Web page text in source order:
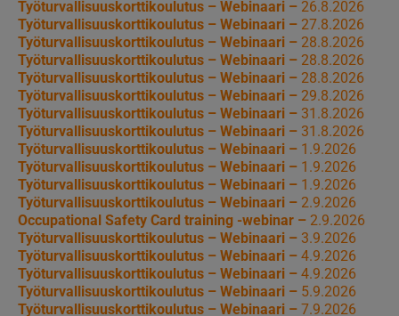
Työturvallisuuskorttikoulutus – Webinaari – 26.8.2026
Työturvallisuuskorttikoulutus – Webinaari – 27.8.2026
Työturvallisuuskorttikoulutus – Webinaari – 28.8.2026
Työturvallisuuskorttikoulutus – Webinaari – 28.8.2026
Työturvallisuuskorttikoulutus – Webinaari – 28.8.2026
Työturvallisuuskorttikoulutus – Webinaari – 29.8.2026
Työturvallisuuskorttikoulutus – Webinaari – 31.8.2026
Työturvallisuuskorttikoulutus – Webinaari – 31.8.2026
Työturvallisuuskorttikoulutus – Webinaari – 1.9.2026
Työturvallisuuskorttikoulutus – Webinaari – 1.9.2026
Työturvallisuuskorttikoulutus – Webinaari – 1.9.2026
Työturvallisuuskorttikoulutus – Webinaari – 2.9.2026
Occupational Safety Card training -webinar – 2.9.2026
Työturvallisuuskorttikoulutus – Webinaari – 3.9.2026
Työturvallisuuskorttikoulutus – Webinaari – 4.9.2026
Työturvallisuuskorttikoulutus – Webinaari – 4.9.2026
Työturvallisuuskorttikoulutus – Webinaari – 5.9.2026
Työturvallisuuskorttikoulutus – Webinaari – 7.9.2026